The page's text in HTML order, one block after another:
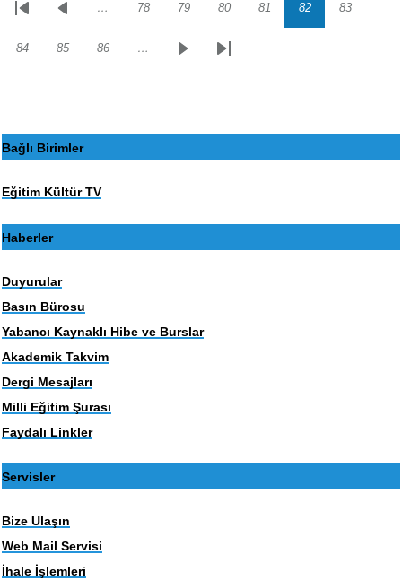
Sayfalama
İlk
Önceki… Sayfa
78 Sayfa
79 Sayfa
80 Sayfa
81 Sayfa
82 Sayfa
83
Sayfa
84 Sayfa
85 Sayfa
86 …
SonrakiSon
Bağlı Birimler
Eğitim Kültür TV
Haberler
Duyurular
Basın Bürosu
Yabancı Kaynaklı Hibe ve Burslar
Akademik Takvim
Dergi Mesajları
Milli Eğitim Şurası
Faydalı Linkler
Servisler
Bize Ulaşın
Web Mail Servisi
İhale İşlemleri